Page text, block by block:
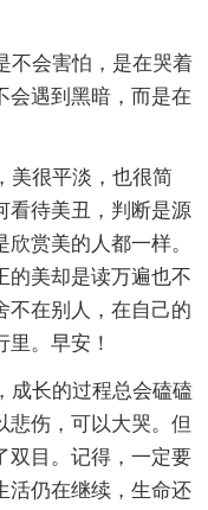
不会害怕，是在哭着
会遇到黑暗，而是在
美很平淡，也很简
看待美丑，判断是源
赏美的人都一样。
的美却是读万遍也不
不在别人，在自己的
。早安！
成长的过程总会磕磕
悲伤，可以大哭。但
双目。记得，一定要
活仍在继续，生命还